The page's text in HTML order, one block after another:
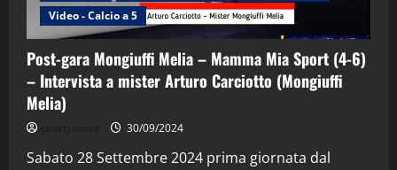
Video - Calcio a 5
Post-gara Mongiuffi Melia – Mamma Mia Sport (4-6)
– Intervista a mister Arturo Carciotto (Mongiuffi
Melia)
30/09/2024
Sabato 28 Settembre 2024 prima giornata dal
“SportEmpire” in Podcast: 29^ Puntata
(Martedi 28 Aprile 2026)